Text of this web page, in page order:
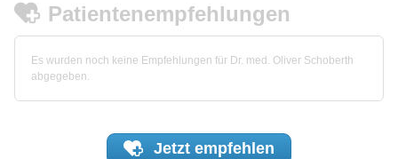
Patientenempfehlungen
Es wurden noch keine Empfehlungen für Dr. med. Oliver Schoberth
abgegeben.
Jetzt empfehlen